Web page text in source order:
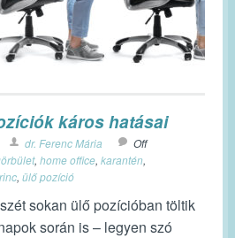
káros hatásai
dr. Ferenc Mária
Off
, home office, karantén,
, ülő pozíció
sokan ülő pozícióban töltik
során is – legyen szó